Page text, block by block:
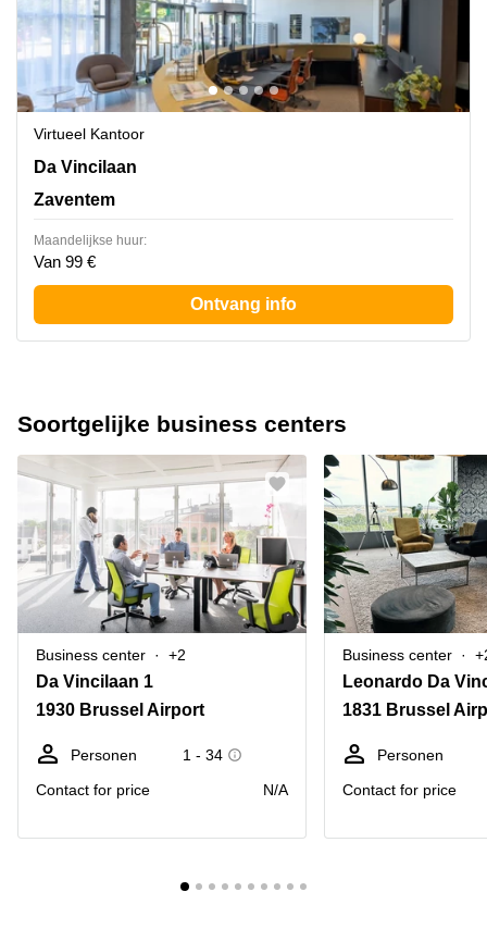
Virtueel Kantoor
Da Vincilaan 2, Zaventem
Da Vincilaan
Zaventem
Maandelijkse huur:
Van 99 €
Ontvang info
Soortgelijke business centers
Business center +2
Da Vincilaan 1
1930 Brussel Airport
Personen
1 - 34
Contact for price
N/A
Business center
Leonardo Da
1831 Brussel
Personen
Contact for price